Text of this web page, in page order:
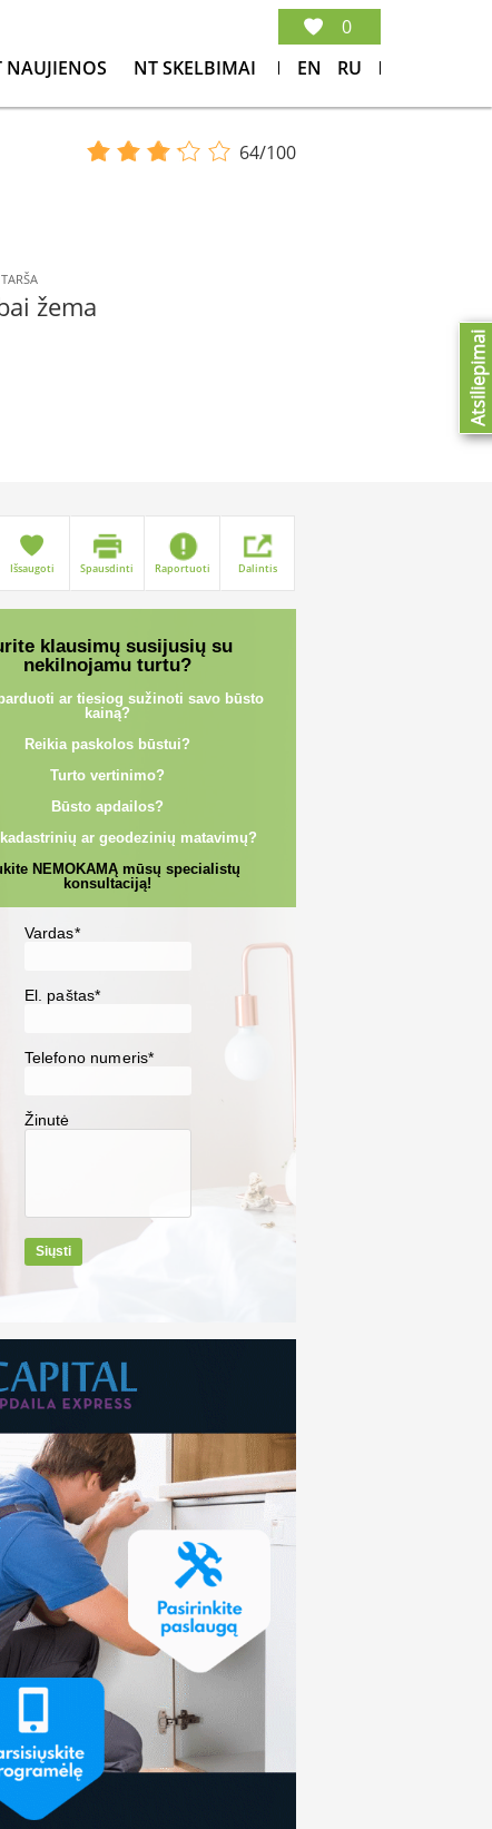
NAUJIENOS NT SKELBIMAI EN RU
0
64/100
žema
Išsaugoti Spausdinti Raportuoti Dalintis
klausimų susijusių su
nekilnojamu turtu?
ar tiesiog sužinoti savo būsto
kainą?
Reikia paskolos būstui?
Turto vertinimo?
Būsto apdailos?
ar geodezinių matavimų?
NEMOKAMĄ mūsų specialistų
konsultaciją!
Vardas*
El. paštas*
Telefono numeris*
Žinutė
Siųsti
Atsiliepimai